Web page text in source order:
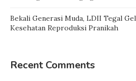
Bekali Generasi Muda, LDII Tegal
Kesehatan Reproduksi Pranikah
Recent Comments